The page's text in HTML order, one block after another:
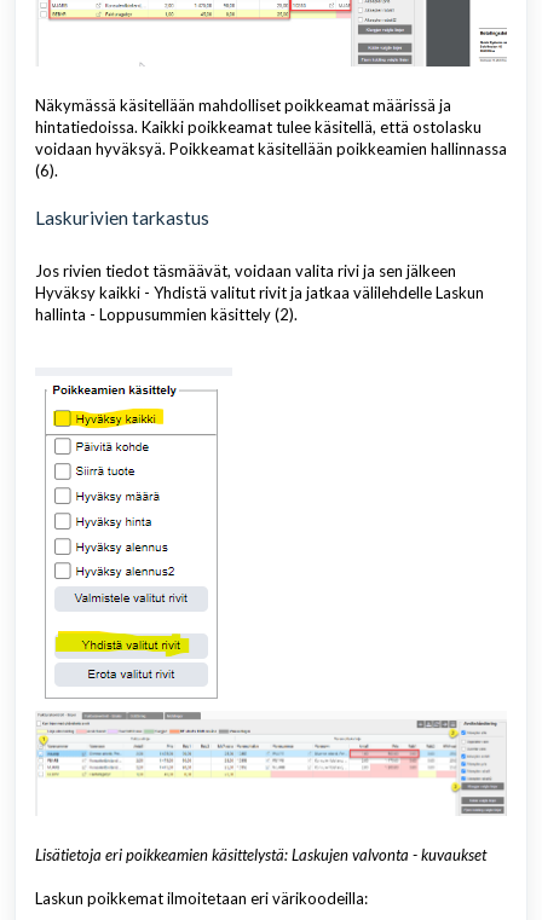
Näkymässä käsitellään mahdolliset poikkeamat määrissä ja
hintatiedoissa. Kaikki poikkeamat tulee käsitellä, että ostolasku
voidaan hyväksyä. Poikkeamat käsitellään poikkeamien hallinnassa
(6).
Laskurivien tarkastus
Jos rivien tiedot täsmäävät, voidaan valita rivi ja sen jälkeen
Hyväksy kaikki - Yhdistä valitut rivit ja jatkaa välilehdelle Laskun
hallinta - Loppusummien käsittely (2).
Lisätietoja eri poikkeamien käsittelystä: Laskujen valvonta - kuvaukset
Laskun poikkemat ilmoitetaan eri värikoodeilla: